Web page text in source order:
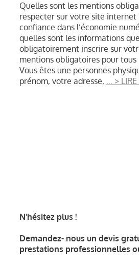
AVIS
Quelles sont les mentions
respecter sur votre site internet
confiance dans l’économie
quelles sont les informations
obligatoirement inscrire sur
mentions obligatoires pour
Vous êtes une personnes
prénom, votre adresse, ... >
N'hésitez plus !
Demandez- nous un devis
prestations professionnelles